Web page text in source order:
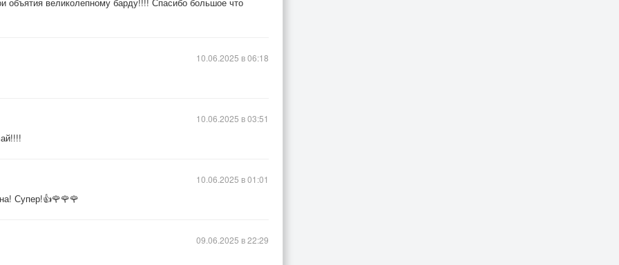
10.06.2025 в 06:18
10.06.2025 в 03:51
Супер!👍🌹🌹🌹
10.06.2025 в 01:01
09.06.2025 в 22:29